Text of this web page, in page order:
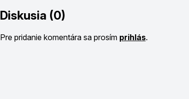
Diskusia (0)
Pre pridanie komentára sa prosím prihlás.